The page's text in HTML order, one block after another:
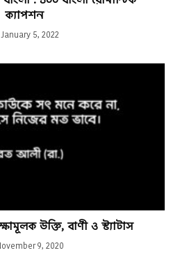
ক্যাপশন
January 5, 2022
উক্তি, বাণী ও স্ট্যাটাস
9, 2020